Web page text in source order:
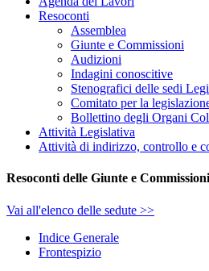
Resoconti
Assemblea
Giunte e Commissioni
Audizioni
Indagini conoscitive
Stenografici delle sedi
Comitato per la
Bollettino degli Organi
Attività Legislativa
Attività di indirizzo, controllo e
Resoconti delle Giunte e Commissioni
Vai all'elenco delle sedute >>
Indice Generale
Frontespizio